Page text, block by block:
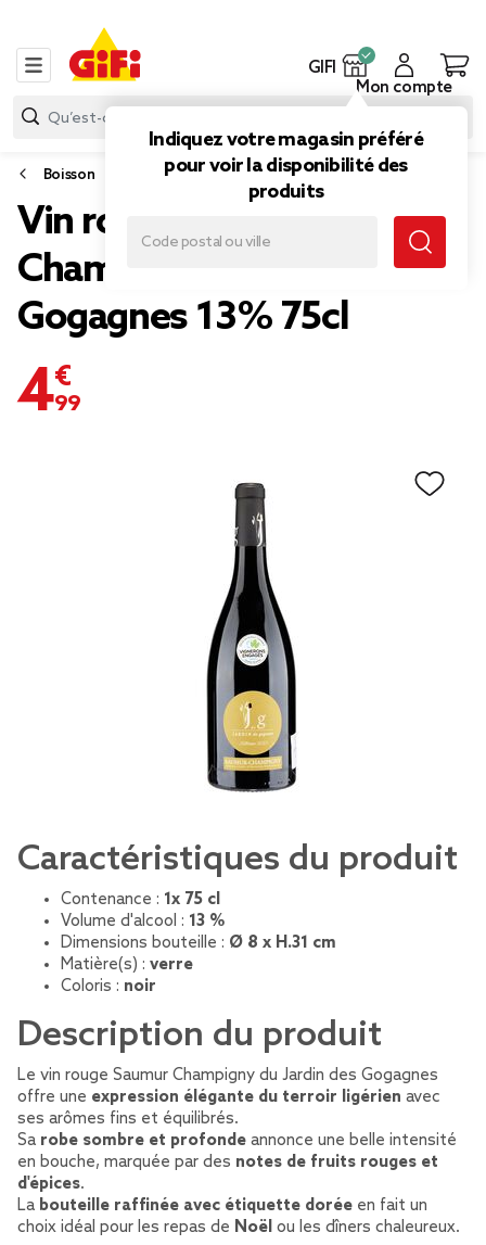
GIFI
Indiquez votre magasin préféré
pour voir la disponibilité des
produits
Mon compte
Boisson
Vin rouge Saumur
Champigny Jardin de
Gogagnes 13% 75cl
4,99 €
Caractéristiques du produit
Contenance : 1x 75 cl
Volume d'alcool : 13 %
Dimensions bouteille : Ø 8 x H.31 cm
Matière(s) : verre
Coloris : noir
Description du produit
Le vin rouge Saumur Champigny du Jardin des Gogagnes
offre une expression élégante du terroir ligérien avec
ses arômes fins et équilibrés.
Sa robe sombre et profonde annonce une belle intensité
en bouche, marquée par des notes de fruits rouges et
d'épices.
La bouteille raffinée avec étiquette dorée en fait un
choix idéal pour les repas de Noël ou les dîners chaleureux.